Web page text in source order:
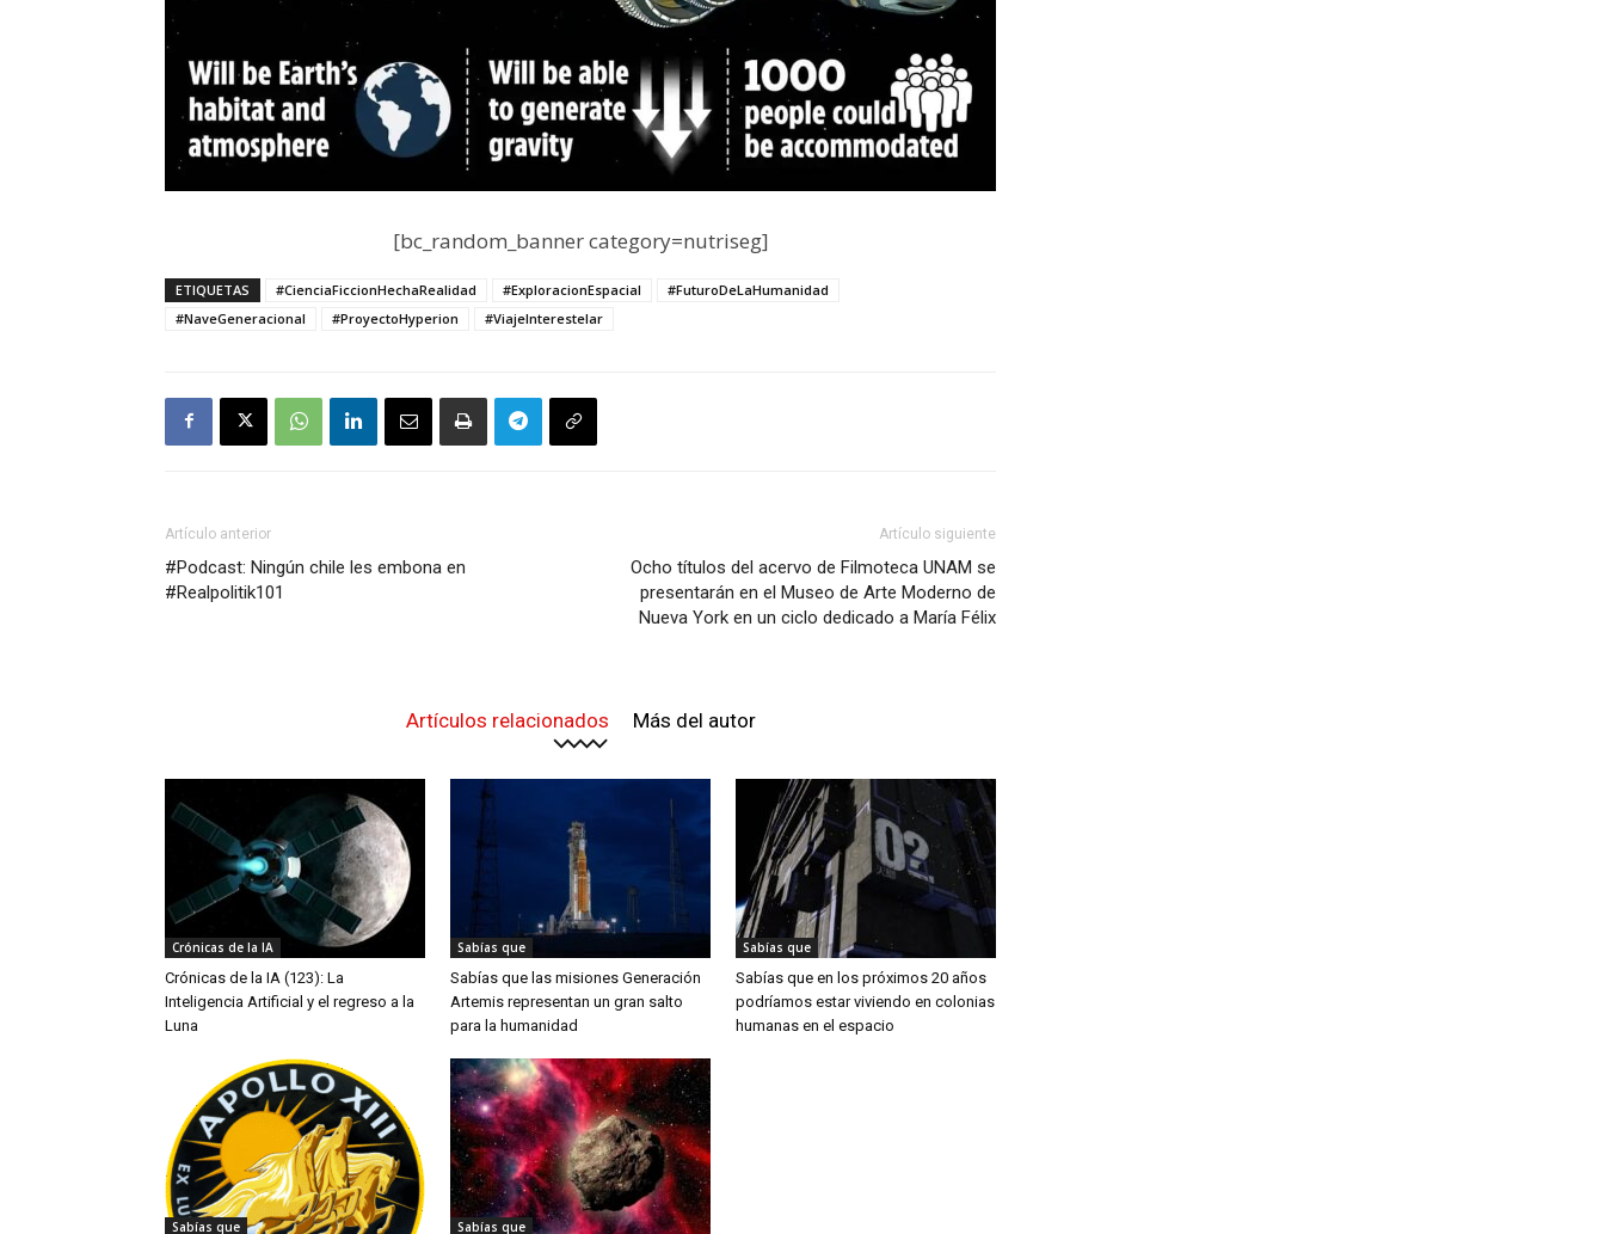
[bc_random_banner category=nutriseg]
ETIQUETAS #CienciaFiccionHechaRealidad #ExploracionEspacial
#FuturoDeLaHumanidad
#NaveGeneracional
#ProyectoHyperion #ViajeInterestelar
Artículo anterior
#Podcast: Ningún chile les embona en
#Realpolitik101
Artículo siguiente
Ocho títulos del acervo de Filmoteca UNAM se
presentarán en el Museo de Arte Moderno de
Nueva York en un ciclo dedicado a María Félix
Artículos relacionados Más del autor
Crónicas de la IA
Crónicas de la IA (123): La
Inteligencia Artificial y el regreso a la
Luna
Sabías que
Sabías que las misiones Generación
Artemis representan un gran salto
para la humanidad
Sabías que
Sabías que en los próximos 20 años
podríamos estar viviendo en colonias
humanas en el espacio
Sabías que Sabías que